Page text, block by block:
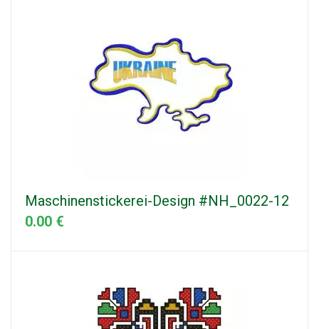
Maschinenstickerei-Design #NH_0022-12
0.00 €